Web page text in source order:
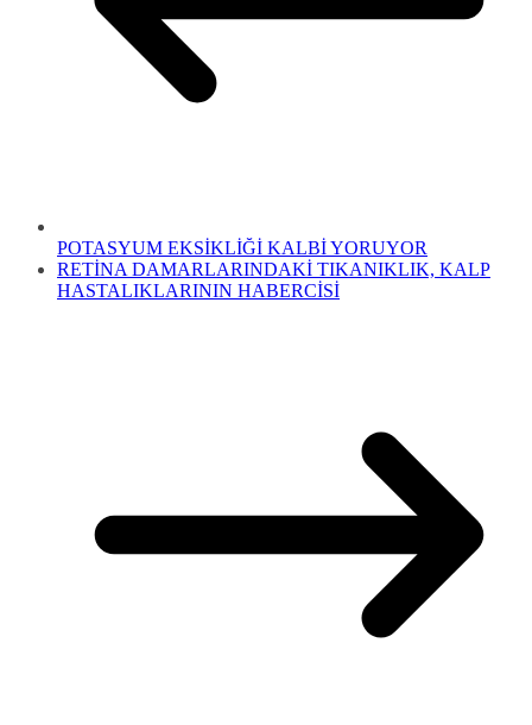
POTASYUM EKSİKLİĞİ KALBİ YORUYOR
RETİNA DAMARLARINDAKİ TIKANIKLIK, KALP
HASTALIKLARININ HABERCİSİ